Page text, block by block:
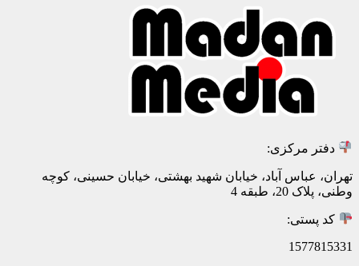
دفتر مرکزی:
تهران، عباس آباد، خیابان شهید بهشتی، خیابان حسینی، کوچه
وطنی، پلاک 20، طبقه 4
کد پستی:
1577815331